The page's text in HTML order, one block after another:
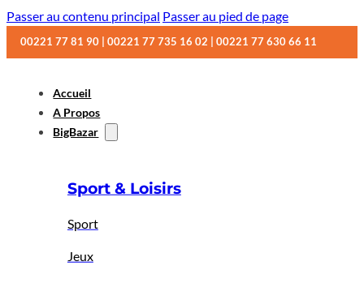
Passer au contenu principal Passer au pied de page
00221 77 81 90 | 00221 77 735 16 02 | 00221 77 630 66 11
Accueil
A Propos
BigBazar
Sport & Loisirs
Sport
Jeux